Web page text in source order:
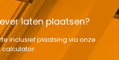
laten plaatsen?
inclusief plaatsing via onze
calculator.